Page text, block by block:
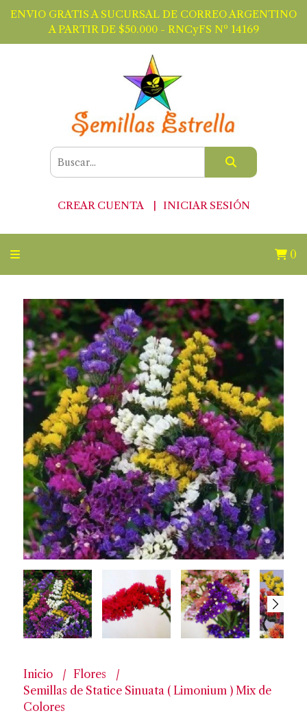
ENVIO GRATIS A SUCURSAL DE CORREO ARGENTINO
A PARTIR DE $50.000 - RNCyFS Nº 14169
CREAR CUENTA INICIAR SESIÓN
0
Inicio
Flores
Semillas de Statice Sinuata ( Limonium ) Mix de
Colores